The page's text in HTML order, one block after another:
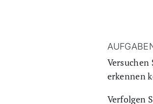
Versuchen
erkennen
Verfolgen